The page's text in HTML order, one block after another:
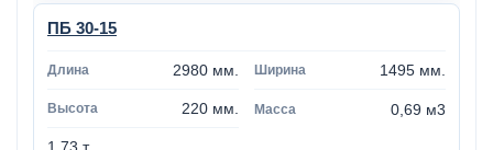
ПБ 30-15
2980 мм. 1495 мм.
220 мм. 0,69 м3